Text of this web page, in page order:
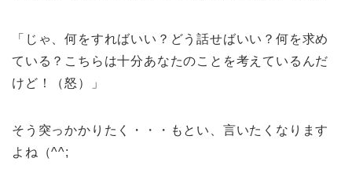
「じゃ、何をすればいい？どう話せばいい？何を求め
ている？こちらは十分あなたのことを考えているんだ
けど！（怒）」
そう突っかかりたく・・・もとい、言いたくなります
よね（^^;